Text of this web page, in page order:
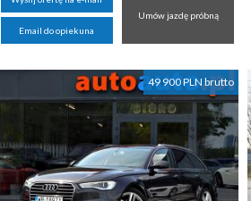
Email do opiekuna
Umów jazdę próbną
49 900 PLN brutto